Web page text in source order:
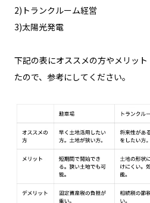
2)トランクルーム経営
3)太陽光発電
下記の表にオススメの方やメリッ
たので、参考にしてください。